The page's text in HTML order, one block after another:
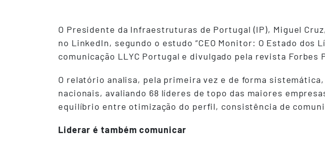
O Presidente da Infraestruturas de Portugal (IP), Miguel
no LinkedIn, segundo o estudo “CEO Monitor: O Estado
comunicação LLYC Portugal e divulgado pela revista Forbes
O relatório analisa, pela primeira vez e de forma
nacionais, avaliando 68 líderes de topo das maiores
equilíbrio entre otimização do perfil, consistência de
Liderar é também comunicar